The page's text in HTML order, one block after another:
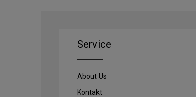
Service
About Us
Kontakt